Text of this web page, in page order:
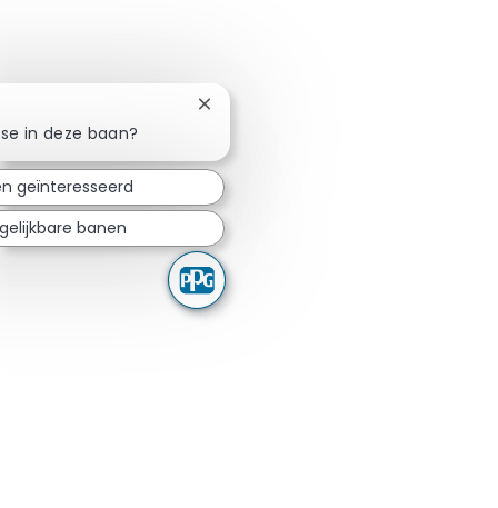
in deze baan?
Chatbotmelding sluiten
geïnteresseerd
banen